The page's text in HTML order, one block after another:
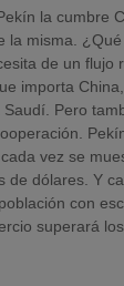
la cumbre
la misma.
de un flujo
importa
Pero
vez se
de dólares. Y
con
superará